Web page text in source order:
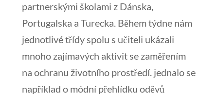
partnerskými školami z Dánska,
Portugalska a Turecka. Během týdne nám
jednotlivé třídy spolu s učiteli ukázali
mnoho zajímavých aktivit se zaměřením
na ochranu životního prostředí. jednalo se
například o módní přehlídku oděvů